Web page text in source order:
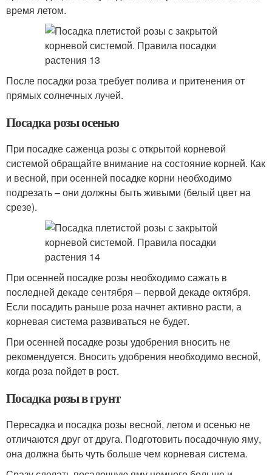
время летом.
После посадки роза требует полива и притенения от
прямых солнечных лучей.
Посадка розы осенью
При посадке саженца розы с открытой корневой
системой обращайте внимание на состояние корней. Как
и весной, при осенней посадке корни необходимо
подрезать – они должны быть живыми (белый цвет на
срезе).
При осенней посадке розы необходимо сажать в
последней декаде сентября – первой декаде октября.
Если посадить раньше роза начнет активно расти, а
корневая система развиваться не будет.
При осенней посадке розы удобрения вносить не
рекомендуется. Вносить удобрения необходимо весной,
когда роза пойдет в рост.
Посадка розы в грунт
Пересадка и посадка розы весной, летом и осенью не
отличаются друг от друга. Подготовить посадочную яму,
она должна быть чуть больше чем корневая система.